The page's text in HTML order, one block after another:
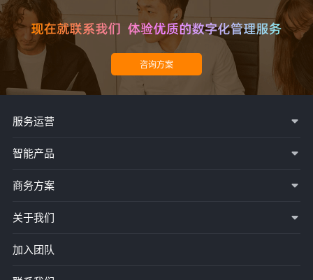
服务运营
智能产品
商务方案
关于我们
加入团队